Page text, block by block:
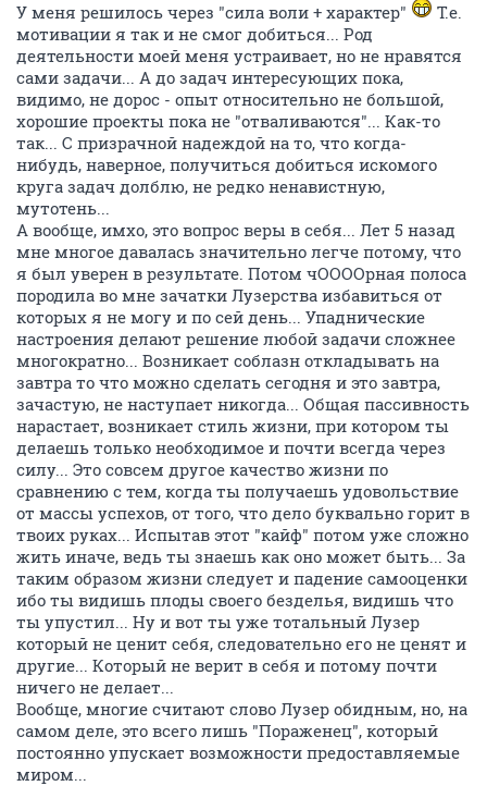
У меня решилось через "сила воли + характер"
Т.е.
мотивации я так и не смог добиться... Род
деятельности моей меня устраивает, но не нравятся
сами задачи... А до задач интересующих пока,
видимо, не дорос - опыт относительно не большой,
хорошие проекты пока не "отваливаются"... Как-то
так... С призрачной надеждой на то, что когда-
нибудь, наверное, получиться добиться искомого
круга задач долблю, не редко ненавистную,
мутотень...
А вообще, имхо, это вопрос веры в себя... Лет 5 назад
мне многое давалась значительно легче потому, что
я был уверен в результате. Потом чООООрная полоса
породила во мне зачатки Лузерства избавиться от
которых я не могу и по сей день... Упаднические
настроения делают решение любой задачи сложнее
многократно... Возникает соблазн откладывать на
завтра то что можно сделать сегодня и это завтра,
зачастую, не наступает никогда... Общая пассивность
нарастает, возникает стиль жизни, при котором ты
делаешь только необходимое и почти всегда через
силу... Это совсем другое качество жизни по
сравнению с тем, когда ты получаешь удовольствие
от массы успехов, от того, что дело буквально горит в
твоих руках... Испытав этот "кайф" потом уже сложно
жить иначе, ведь ты знаешь как оно может быть... За
таким образом жизни следует и падение самооценки
ибо ты видишь плоды своего безделья, видишь что
ты упустил... Ну и вот ты уже тотальный Лузер
который не ценит себя, следовательно его не ценят и
другие... Который не верит в себя и потому почти
ничего не делает...
Вообще, многие считают слово Лузер обидным, но, на
самом деле, это всего лишь "Пораженец", который
постоянно упускает возможности предоставляемые
миром...